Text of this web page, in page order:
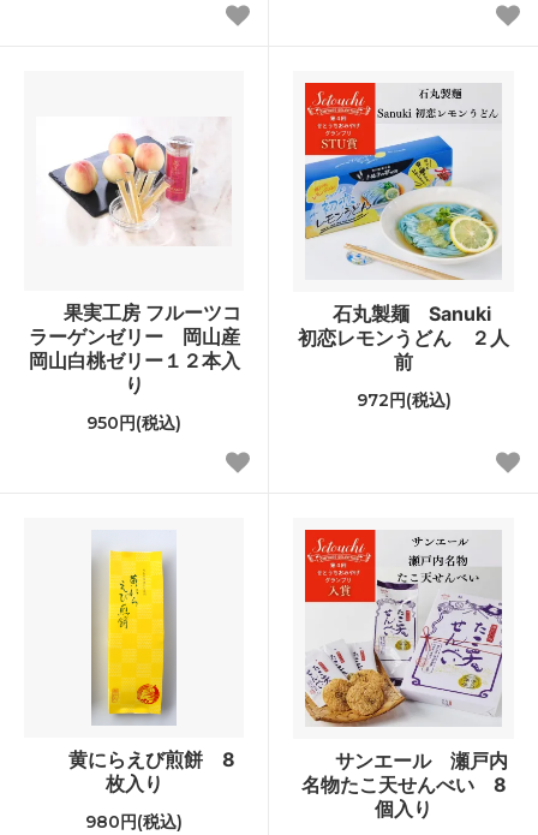
果実工房 フルーツコ
ラーゲンゼリー 岡山産
岡山白桃ゼリー１２本入
り
950円(税込)
石丸製麺 Sanuki
初恋レモンうどん ２人
前
972円(税込)
黄にらえび煎餅 8
枚入り
980円(税込)
サンエール 瀬戸内
名物たこ天せんべい 8
個入り